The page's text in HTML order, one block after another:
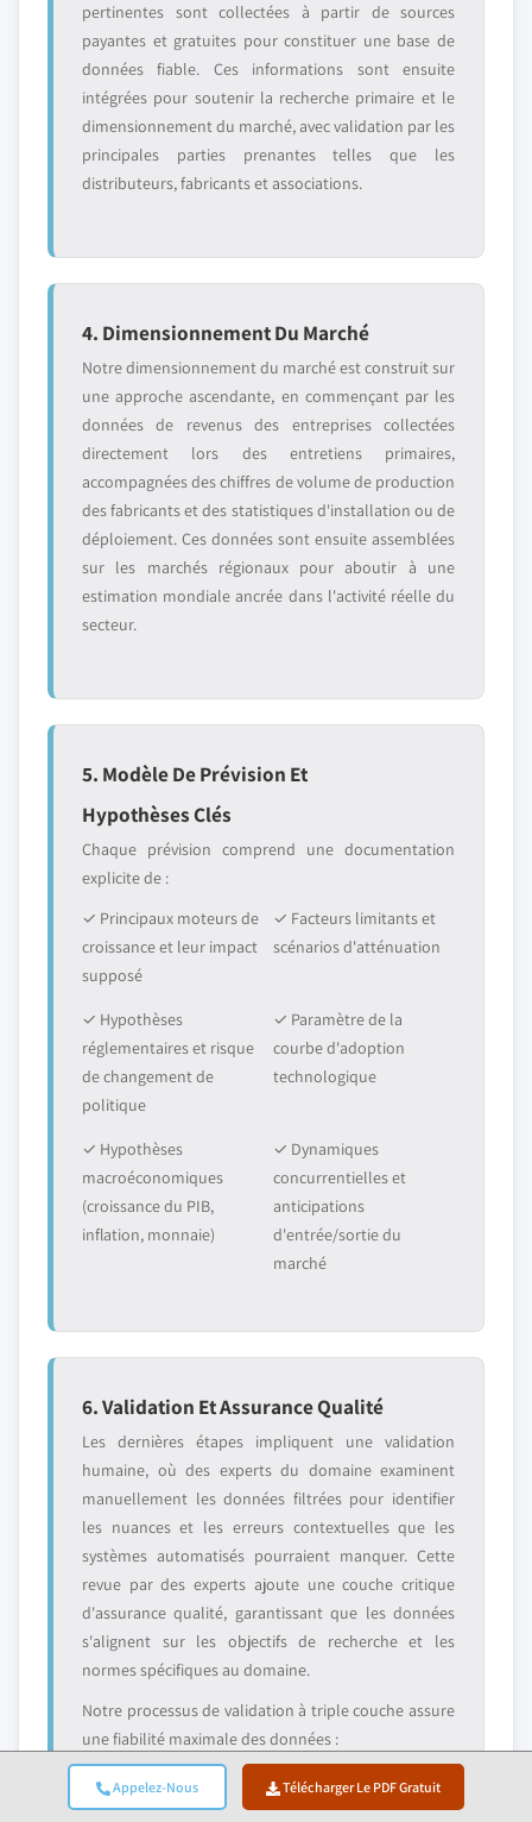
Appelez-Nous Télécharger Le PDF Gratuit
pertinentes sont collectées à partir de sources
payantes et gratuites pour constituer une base de
données fiable. Ces informations sont ensuite
intégrées pour soutenir la recherche primaire et le
dimensionnement du marché, avec validation par les
principales parties prenantes telles que les
distributeurs, fabricants et associations.
4. Dimensionnement Du Marché
Notre dimensionnement du marché est construit sur
une approche ascendante, en commençant par les
données de revenus des entreprises collectées
directement lors des entretiens primaires,
accompagnées des chiffres de volume de production
des fabricants et des statistiques d'installation ou de
déploiement. Ces données sont ensuite assemblées
sur les marchés régionaux pour aboutir à une
estimation mondiale ancrée dans l'activité réelle du
secteur.
5. Modèle De Prévision Et
Hypothèses Clés
Chaque prévision comprend une documentation
explicite de :
✓ Principaux moteurs de
croissance et leur impact
supposé
✓ Facteurs limitants et
scénarios d'atténuation
✓ Hypothèses
réglementaires et risque
de changement de
politique
✓ Paramètre de la
courbe d'adoption
technologique
✓ Hypothèses
macroéconomiques
(croissance du PIB,
inflation, monnaie)
✓ Dynamiques
concurrentielles et
anticipations
d'entrée/sortie du
marché
6. Validation Et Assurance Qualité
Les dernières étapes impliquent une validation
humaine, où des experts du domaine examinent
manuellement les données filtrées pour identifier
les nuances et les erreurs contextuelles que les
systèmes automatisés pourraient manquer. Cette
revue par des experts ajoute une couche critique
d'assurance qualité, garantissant que les données
s'alignent sur les objectifs de recherche et les
normes spécifiques au domaine.
Notre processus de validation à triple couche assure
une fiabilité maximale des données :
✓ Validation
statistique
✓ Validation par
les experts
✓ Vérification de
la réalité du